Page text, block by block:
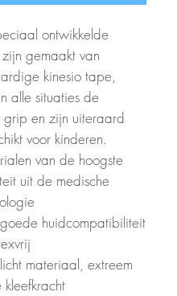
ontwikkelde
zijn gemaakt van
kinesio tape,
alle situaties de
grip en zijn uiteraard
voor kinderen.
van de hoogste
uit de medische
huidcompatibiliteit
materiaal, extreem
kleefkracht